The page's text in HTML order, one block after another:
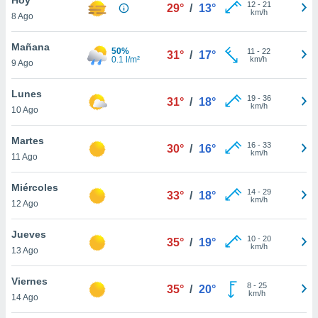
en
más
nuestra
de
cookies
aceptar
8 Ago
29° / 13° 12- 21
km/h
Mañana
9 Ago
50%
0.1 l/m²
31° / 17° 11 - 22
km/h
Lunes
10 Ago
31° / 18° 19- 36
km/h
Martes
11 Ago
30° / 16° 16- 33
km/h
Miércoles
12 Ago
33° / 18° 14- 29
km/h
Jueves
13 Ago
35° / 19° 10- 20
km/h
Viernes
14 Ago
35° / 20° 8- 25
km/h